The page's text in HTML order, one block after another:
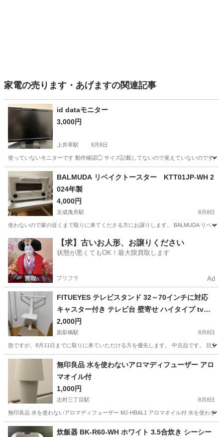
家電の売ります・あげますの関連記事
id dataモニター
3,000円
上井草駅 8月8日
使っていないモニターです 動作確認◯ サイズ記載してないので覚えていないのです
テレビ モニター
BALMUDA リベイクトースター KTT01JP-WH 2
024年製
4,000円
京成曳舟駅 8月8日
使わないので家の近くまで取りに来てくださる方にお譲りします。 BALMUDA リベ
東京 墨田区 京成曳舟駅 キッチン家電
【求】古いお人形、お譲りください
状態が悪くてもOK！最大限買取します
プリフラ Ad
FITUEYES テレビスタンド 32～70インチに対応
キャスター付き テレビ台 壁寄せ ハイタイプ tvス
タンド 移動式 自立式 tv stand 幅60cmの木製台座
耐荷重40kg VESA600x400mmまで 高さ調整可能
左右首振り可能 棚板付き 木目調 ホワイト
2,000円
面影橋駅 8月8日
急ですが、8月11日までに取りに来ていただける方を優先します。 中古品です。 目
面影橋駅 テレビ
無印良品 水を使わないアロマディフューザー アロ
マオイル付
1,000円
志村三丁目駅 8月8日
無印良品 水を使わないアロマディフューザー MJ-HBAL1 アロマオイル付 水を使わず
志村三丁目駅 生活家電
炊飯器 BK-R60-WH ホワイト 3.5合炊き シーシー